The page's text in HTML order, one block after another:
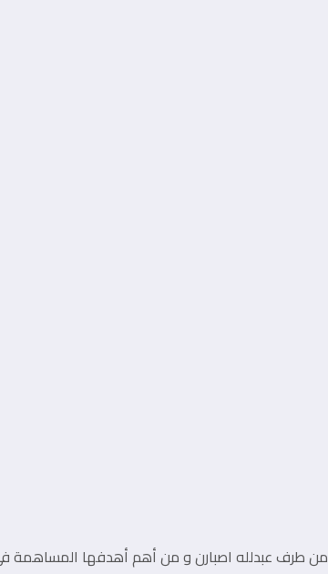
مدونة تقنية يوجد مقرها في المغرب, و قد تم تأسيسها في سنة 2010 من طرف